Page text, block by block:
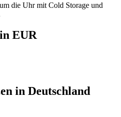
die Uhr mit Cold Storage und
EUR
in Deutschland